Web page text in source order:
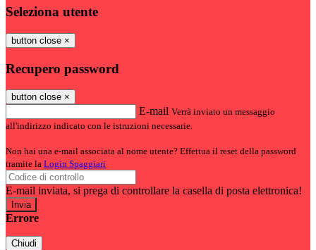
Seleziona utente
button close ×
Recupero password
button close ×
E-mail Verrà inviato un messaggio
all'indirizzo indicato con le istruzioni necessarie.
Non hai una e-mail associata al nome utente? Effettua il reset della password
tramite la Login Spaggiari
E-mail inviata, si prega di controllare la casella di posta elettronica!
Errore
Chiudi